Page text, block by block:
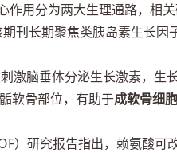
作用分为两大生理通路，相
长期聚焦类胰岛素生长因
激脑垂体分泌生长激素，生
软骨部位，有助于成软骨细胞
）研究报告指出，赖氨酸可